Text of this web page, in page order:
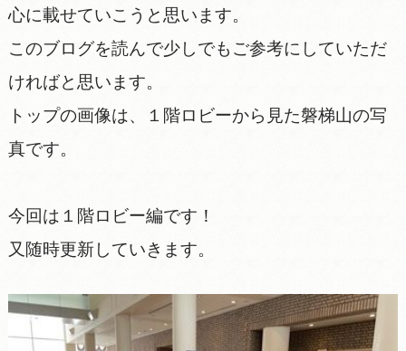
心に載せていこうと思います。
このブログを読んで少しでもご参考にしていただ
ければと思います。
トップの画像は、１階ロビーから見た磐梯山の写
真です。
今回は１階ロビー編です！
又随時更新していきます。